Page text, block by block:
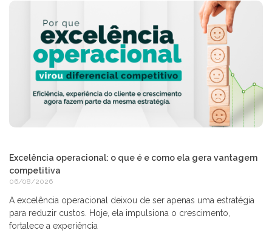
Excelência operacional: o que é e como ela gera vantagem
competitiva
06/08/2026
A excelência operacional deixou de ser apenas uma estratégia
para reduzir custos. Hoje, ela impulsiona o crescimento,
fortalece a experiência